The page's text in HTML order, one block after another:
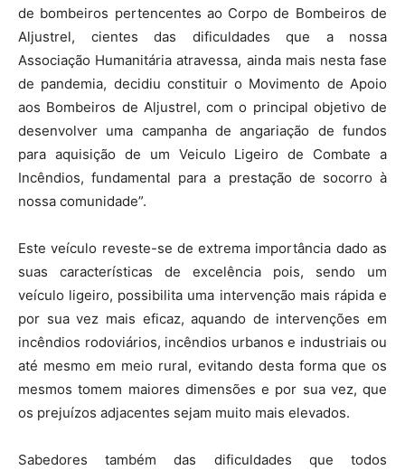
de bombeiros pertencentes ao Corpo de Bombeiros de
Aljustrel, cientes das dificuldades que a nossa
Associação Humanitária atravessa, ainda mais nesta fase
de pandemia, decidiu constituir o Movimento de Apoio
aos Bombeiros de Aljustrel, com o principal objetivo de
desenvolver uma campanha de angariação de fundos
para aquisição de um Veiculo Ligeiro de Combate a
Incêndios, fundamental para a prestação de socorro à
nossa comunidade”.
Este veículo reveste-se de extrema importância dado as
suas características de excelência pois, sendo um
veículo ligeiro, possibilita uma intervenção mais rápida e
por sua vez mais eficaz, aquando de intervenções em
incêndios rodoviários, incêndios urbanos e industriais ou
até mesmo em meio rural, evitando desta forma que os
mesmos tomem maiores dimensões e por sua vez, que
os prejuízos adjacentes sejam muito mais elevados.
Sabedores também das dificuldades que todos